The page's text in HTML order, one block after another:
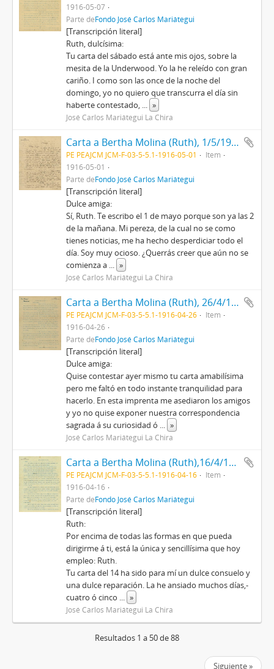
1916-05-07
Parte deFondo José Carlos Mariátegui
[Transcripción literal]
Ruth, dulcísima:
Tu carta del sábado está ante mis ojos, sobre la
mesita de la Underwood. Yo la he releído con gran
cariño. I como son las once de la noche del
domingo, yo no quiero que transcurra el día sin
haberte contestado, ... »
José Carlos Mariátegui La Chira
Carta a Bertha Molina (Ruth), 1/5/1916
PE PEAJCM JCM-F-03-5-5.1-1916-05-01
Item
1916-05-01
Parte deFondo José Carlos Mariátegui
[Transcripción literal]
Dulce amiga:
Sí, Ruth. Te escribo el 1 de mayo porque son ya las 2
de la mañana. Mi pereza, de la cual no se como
tienes noticias, me ha hecho desperdiciar todo el
día. Soy muy ocioso. ¿Querrás creer que aún no se
comienza a ... »
José Carlos Mariátegui La Chira
Carta a Bertha Molina (Ruth), 26/4/1916
PE PEAJCM JCM-F-03-5-5.1-1916-04-26
Item
1916-04-26
Parte deFondo José Carlos Mariátegui
[Transcripción literal]
Dulce amiga:
Quise contestar ayer mismo tu carta amabilísima
pero me faltó en todo instante tranquilidad para
hacerlo. En esta imprenta me asediaron los amigos
y yo no quise exponer nuestra correspondencia
sagrada á su curiosidad ó ... »
José Carlos Mariátegui La Chira
Carta a Bertha Molina (Ruth),16/4/1916
PE PEAJCM JCM-F-03-5-5.1-1916-04-16
Item
1916-04-16
Parte deFondo José Carlos Mariátegui
[Transcripción literal]
Ruth:
Por encima de todas las formas en que pueda
dirigirme á ti, está la única y sencillísima que hoy
empleo: Ruth.
Tu carta del 14 ha sido para mí un dulce consuelo y
una dulce reparación. La he ansiado muchos días,-
cuatro ó cinco ... »
José Carlos Mariátegui La Chira
Resultados 1 a 50 de 88
Siguiente »